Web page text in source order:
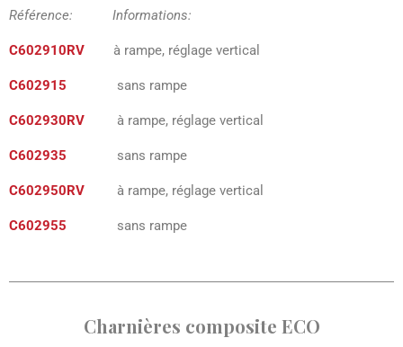
Référence: Informations:
C602910RV à rampe, réglage vertical
C602915 sans rampe
C602930RV à rampe, réglage vertical
C602935 sans rampe
C602950RV à rampe, réglage vertical
C602955 sans rampe
Charnières composite ECO